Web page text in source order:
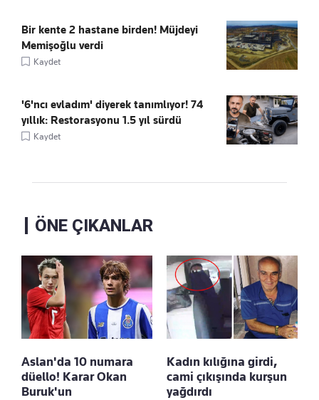
Bir kente 2 hastane birden! Müjdeyi
Memişoğlu verdi
Kaydet
'6'ncı evladım' diyerek tanımlıyor! 74
yıllık: Restorasyonu 1.5 yıl sürdü
Kaydet
ÖNE ÇIKANLAR
Aslan'da 10 numara
düello! Karar Okan
Buruk'un
Kadın kılığına girdi,
cami çıkışında kurşun
yağdırdı